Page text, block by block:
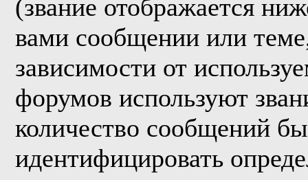
(звание отображается
вами сообщении или
зависимости от
форумов используют
количество сообщений
идентифицировать